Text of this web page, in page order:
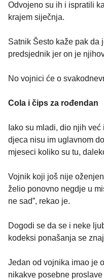
Odvojeno su ih i ispratili
krajem siječnja.
Satnik Šesto kaže pak da
predsjednik jer on je
No vojnici će o
Cola i čips za rođendan
Iako su mladi, dio njih
djeca nisu im uglavnom
mjeseci koliko su tu,
Vojnik koji još nije
želio ponovno negdje u
ne sad”, rekao je.
Dogodi se da se i neke
kodeksi ponašanja se
Jedan od vojnika imao je
nikakve posebne